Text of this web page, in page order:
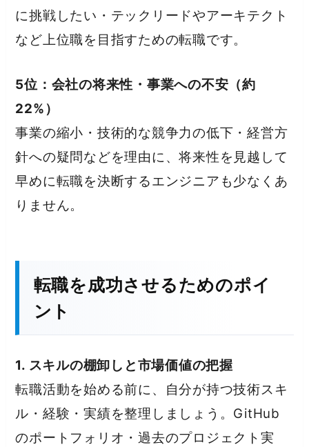
に挑戦したい・テックリードやアーキテクト
など上位職を目指すための転職です。
5位：会社の将来性・事業への不安（約
22%）
事業の縮小・技術的な競争力の低下・経営方
針への疑問などを理由に、将来性を見越して
早めに転職を決断するエンジニアも少なくあ
りません。
転職を成功させるためのポイ
ント
1. スキルの棚卸しと市場価値の把握
転職活動を始める前に、自分が持つ技術スキ
ル・経験・実績を整理しましょう。GitHub
のポートフォリオ・過去のプロジェクト実